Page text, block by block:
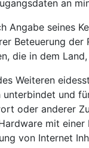
an
Angabe seines
Beteuerung
die in dem
Weiteren
unterbindet und
oder anderer
mit
von Internet